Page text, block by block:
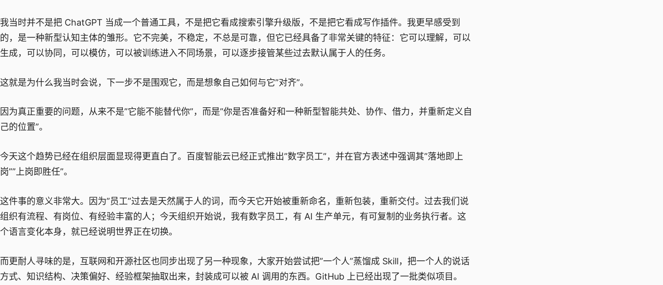
我当时并不是把 ChatGPT 当成一个普通工具，不是把它看成搜索引擎升级版，不是把它看成写作插件。我更早感受到
的，是一种新型认知主体的雏形。它不完美，不稳定，不总是可靠，但它已经具备了非常关键的特征：它可以理解，可以
生成，可以协同，可以模仿，可以被训练进入不同场景，可以逐步接管某些过去默认属于人的任务。
这就是为什么我当时会说，下一步不是围观它，而是想象自己如何与它”对齐”。
因为真正重要的问题，从来不是”它能不能替代你”，而是”你是否准备好和一种新型智能共处、协作、借力，并重新定义自
己的位置”。
今天这个趋势已经在组织层面显现得更直白了。百度智能云已经正式推出”数字员工”，并在官方表述中强调其”落地即上
岗””上岗即胜任”。
这件事的意义非常大。因为”员工”过去是天然属于人的词，而今天它开始被重新命名，重新包装，重新交付。过去我们说
组织有流程、有岗位、有经验丰富的人；今天组织开始说，我有数字员工，有 AI 生产单元，有可复制的业务执行者。这
个语言变化本身，就已经说明世界正在切换。
而更耐人寻味的是，互联网和开源社区也同步出现了另一种现象，大家开始尝试把”一个人”蒸馏成 Skill，把一个人的说话
方式、知识结构、决策偏好、经验框架抽取出来，封装成可以被 AI 调用的东西。GitHub 上已经出现了一批类似项目。